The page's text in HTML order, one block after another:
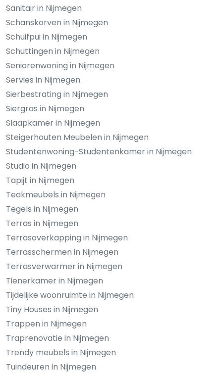
Sanitair in Nijmegen
Schanskorven in Nijmegen
Schuifpui in Nijmegen
Schuttingen in Nijmegen
Seniorenwoning in Nijmegen
Servies in Nijmegen
Sierbestrating in Nijmegen
Siergras in Nijmegen
Slaapkamer in Nijmegen
Steigerhouten Meubelen in Nijmegen
Studentenwoning-Studentenkamer in Nijmegen
Studio in Nijmegen
Tapijt in Nijmegen
Teakmeubels in Nijmegen
Tegels in Nijmegen
Terras in Nijmegen
Terrasoverkapping in Nijmegen
Terrasschermen in Nijmegen
Terrasverwarmer in Nijmegen
Tienerkamer in Nijmegen
Tijdelijke woonruimte in Nijmegen
Tiny Houses in Nijmegen
Trappen in Nijmegen
Traprenovatie in Nijmegen
Trendy meubels in Nijmegen
Tuindeuren in Nijmegen